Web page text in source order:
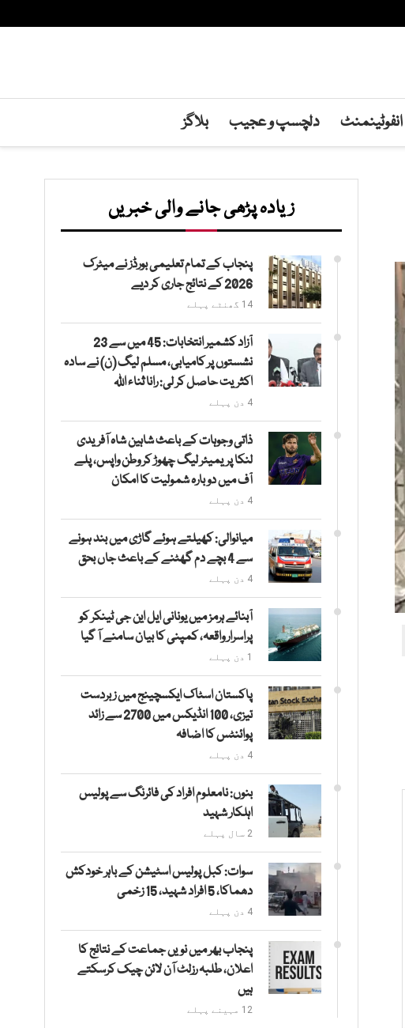
انفوٹینمنٹ دلچسپ و عجیب بلاگز
زیادہ پڑھی جانے والی خبریں
پنجاب کے تمام تعلیمی بورڈز نے میٹرک
2026 کے نتائج جاری کر دیے
14 گھنٹے پہلے
آزاد کشمیر انتخابات: 45 میں سے 23
نشستوں پر کامیابی، مسلم لیگ (ن) نے سادہ
اکثریت حاصل کر لی: رانا ثناء اللہ
4 دن پہلے
ذاتی وجوہات کے باعث شاہین شاہ آفریدی
لنکا پریمیئر لیگ چھوڑ کر وطن واپس، پلے
آف میں دوبارہ شمولیت کا امکان
4 دن پہلے
میانوالی: کھیلتے ہوئے گاڑی میں بند ہونے
سے 4 بچے دم گھٹنے کے باعث جاں بحق
4 دن پہلے
آبنائے ہرمز میں یونانی ایل این جی ٹینکر کو
پراسرار واقعہ، کمپنی کا بیان سامنے آ گیا
1 دن پہلے
پاکستان اسٹاک ایکسچینج میں زبردست
تیزی، 100 انڈیکس میں 2700 سے زائد
پوائنٹس کا اضافہ
4 دن پہلے
بنوں: نامعلوم افراد کی فائرنگ سے پولیس
اہلکار شہید
2 سال پہلے
سوات: کبل پولیس اسٹیشن کے باہر خودکش
دھماکا، 5 افراد شہید، 15 زخمی
4 دن پہلے
پنجاب بھر میں نویں جماعت کے نتائج کا
اعلان، طلبہ رزلٹ آن لائن چیک کرسکتے
ہیں
12 مہینے پہلے